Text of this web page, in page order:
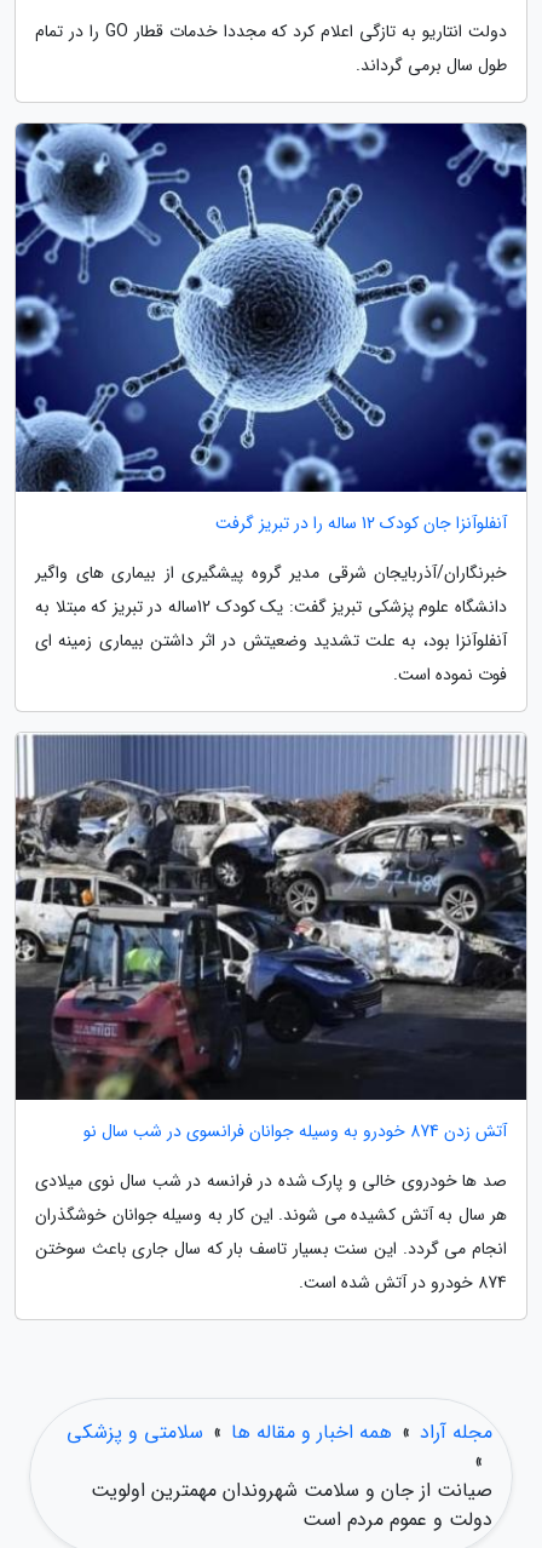
دولت انتاریو به تازگی اعلام کرد که مجددا خدمات قطار GO را در تمام
طول سال برمی گرداند.
آنفلوآنزا جان کودک 12 ساله را در تبریز گرفت
خبرنگاران/آذربایجان شرقی مدیر گروه پیشگیری از بیماری های واگیر
دانشگاه علوم پزشکی تبریز گفت: یک کودک 12ساله در تبریز که مبتلا به
آنفلوآنزا بود، به علت تشدید وضعیتش در اثر داشتن بیماری زمینه ای
فوت نموده است.
آتش زدن 874 خودرو به وسیله جوانان فرانسوی در شب سال نو
صد ها خودروی خالی و پارک شده در فرانسه در شب سال نوی میلادی
هر سال به آتش کشیده می شوند. این کار به وسیله جوانان خوشگذران
انجام می گردد. این سنت بسیار تاسف بار که سال جاری باعث سوختن
874 خودرو در آتش شده است.
مجله آراد » همه اخبار و مقاله ها » سلامتی و پزشکی
»
صیانت از جان و سلامت شهروندان مهمترین اولویت
دولت و عموم مردم است